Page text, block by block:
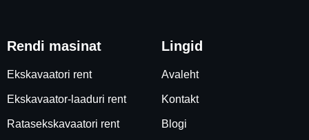
Rendi masinat
Ekskavaatori rent
Ekskavaator-laaduri rent
Ratasekskavaatori rent
Lingid
Avaleht
Kontakt
Blogi